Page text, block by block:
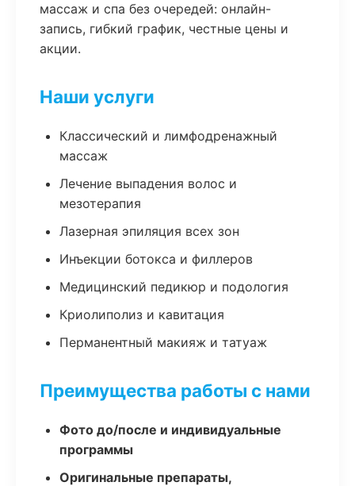
массаж и спа без очередей: онлайн-
запись, гибкий график, честные цены и
акции.
Наши услуги
Классический и лимфодренажный
массаж
Лечение выпадения волос и
мезотерапия
Лазерная эпиляция всех зон
Инъекции ботокса и филлеров
Медицинский педикюр и подология
Криолиполиз и кавитация
Перманентный макияж и татуаж
Преимущества работы с нами
Фото до/после и индивидуальные
программы
Оригинальные препараты,